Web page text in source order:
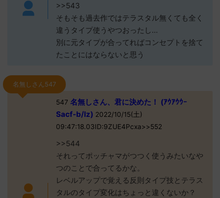
>>543
そもそも過去作ではテラスタル無くても全く
違うタイプ使うやつおったし…
別に元タイプが合ってればコンセプトを捨て
たことにはならないと思う
名無しさん547
547 名無しさん、君に決めた！ (ｱｳｱｳｳｰ
Sacf-b/lz) 2022/10/15(土)
09:47:18.03ID:9ZUE4Pcxa>>552
>>544
それってポッチャマがつつく使うみたいなや
つのことで合ってるかな。
レベルアップで覚える反則タイプ技とテラス
タルのタイプ変化はちょっと違くないか？